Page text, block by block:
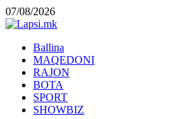
Skip
to
07/08/2026
Primary
Menu
Ballina
MAQEDONI
RAJON
BOTA
SPORT
SHOWBIZ